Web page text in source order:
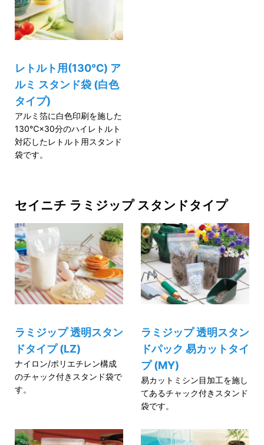
レトルト用(130℃) ア
ルミ スタンド袋 (白色
タイプ)
アルミ箔に白色印刷を施した
130℃×30分のハイレトルト
対応したレトルト用スタンド
袋です。
セイニチ ラミジップ スタンドタイプ
ラミジップ 透明スタン
ドタイプ (LZ)
ナイロン/ポリエチレン構成
のチャック付きスタンド袋で
す。
ラミジップ 透明スタン
ドパック 易カットタイ
プ (MY)
易カットミシン目加工を施し
てあるチャック付きスタンド
袋です。